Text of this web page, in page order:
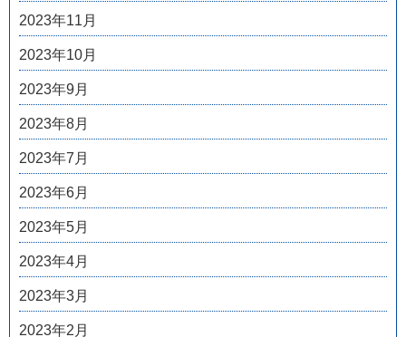
2023年11月
2023年10月
2023年9月
2023年8月
2023年7月
2023年6月
2023年5月
2023年4月
2023年3月
2023年2月